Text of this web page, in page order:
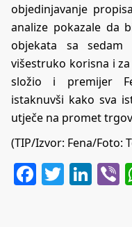
objedinjavanje
analize pokazale da
objekata sa
višestruko korisna i
složio i premijer
istaknuvši kako sva
utječe na promet
(TIP/Izvor: Fena/Foto: